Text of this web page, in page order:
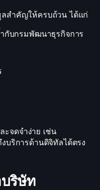
ลสำคัญให้ครบถ้วน ได้แก่
กับกรมพัฒนาธุรกิจการ
จดจำง่าย เช่น
บริการด้านดิจิทัลได้ตรง
ริษัท